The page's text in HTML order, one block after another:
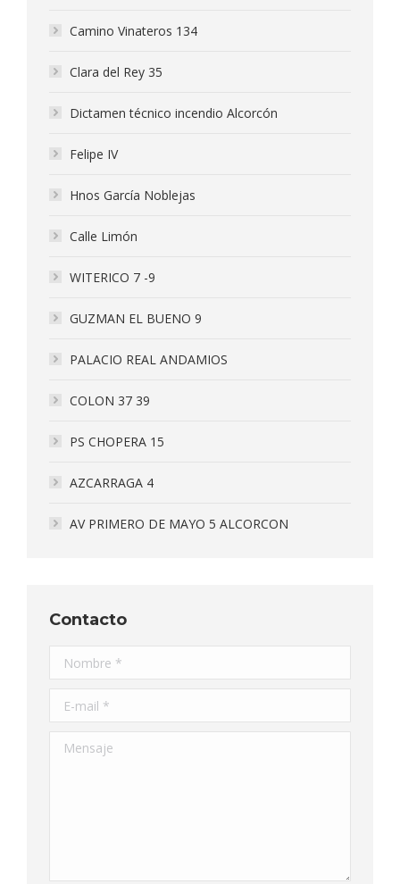
Camino Vinateros 134
Clara del Rey 35
Dictamen técnico incendio Alcorcón
Felipe IV
Hnos García Noblejas
Calle Limón
WITERICO 7 -9
GUZMAN EL BUENO 9
PALACIO REAL ANDAMIOS
COLON 37 39
PS CHOPERA 15
AZCARRAGA 4
AV PRIMERO DE MAYO 5 ALCORCON
Contacto
Nombre *
E-mail *
Mensaje